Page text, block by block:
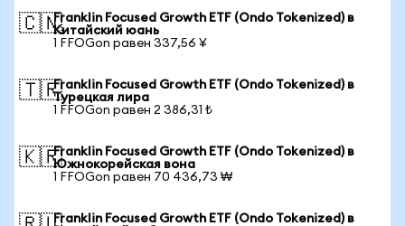
🇨🇳Franklin Focused Growth ETF (Ondo Tokenized) в
Китайский юань
1 FFOGon равен 337,56 ¥
🇹🇷Franklin Focused Growth ETF (Ondo Tokenized) в
Турецкая лира
1 FFOGon равен 2 386,31 ₺
🇰🇷Franklin Focused Growth ETF (Ondo Tokenized) в
Южнокорейская вона
1 FFOGon равен 70 436,73 ₩
Franklin Focused Growth ETF (Ondo Tokenized) в